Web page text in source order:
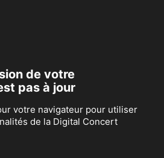
de votre
pas à jour
votre navigateur pour utiliser
de la Digital Concert